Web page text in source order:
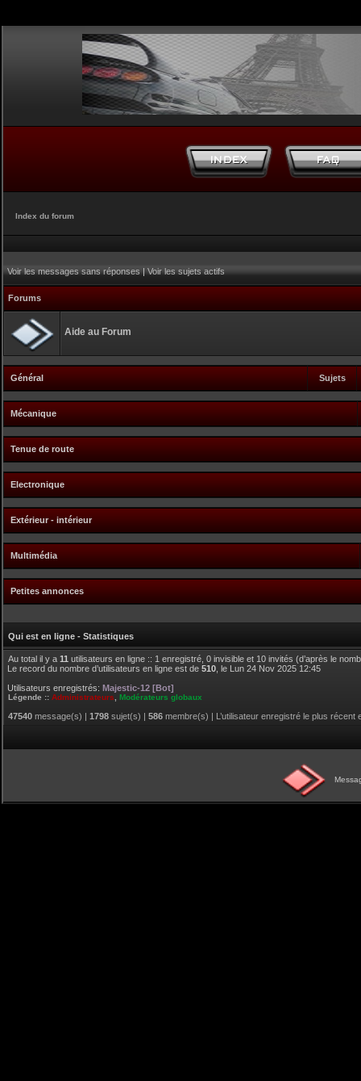
Index du forum
Voir les messages sans réponses|Voir les sujets actifs
Forums
Aide au Forum
Général Sujets
Mécanique
Tenue de route
Electronique
Extérieur - intérieur
Multimédia
Petites annonces
Qui est en ligne - Statistiques
Au total il y a 11 utilisateurs en ligne :: 1 enregistré, 0 invisible et 10 invités (d’après le
Le record du nombre d’utilisateurs en ligne est de 510 , le Lun 24 Nov 2025 12:45
Utilisateurs enregistrés: Majestic-12 [Bot]
Légende :: Administrateurs Modérateurs globaux
47540 message(s) | 1798 sujet(s) | 586 membre(s) | L’utilisateur enregistré le plus récent